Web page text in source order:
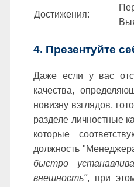
Достижения:
4. Презентуйте
Даже если у вас
качества,
новизну взглядов,
разделе личностные
которые
должность
быстро
внешность", при